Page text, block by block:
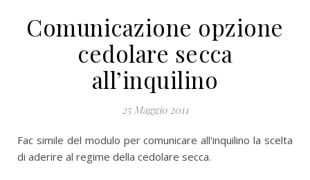
Comunicazione opzione
cedolare secca
all’inquilino
25 Maggio 2011
Fac simile del modulo per comunicare all'inquilino la scelta
di aderire al regime della cedolare secca.